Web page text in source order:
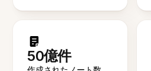
50億件